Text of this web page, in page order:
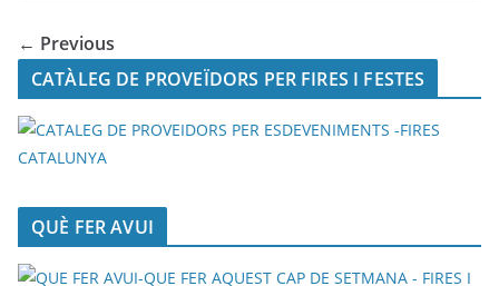
← Previous
CATÀLEG DE PROVEÏDORS PER FIRES I FESTES
QUÈ FER AVUI